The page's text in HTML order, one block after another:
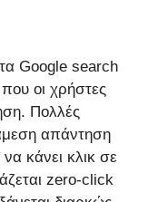
Google search
οι χρήστες
Πολλές
απάντηση
κάνει κλικ σε
zero-click